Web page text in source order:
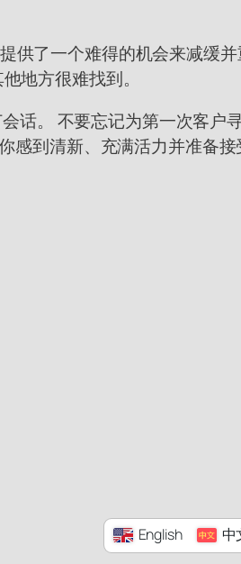
供了一个难得的机会来减缓
地方很难找到。
话。 不要忘记为第一次客
到清新、充满活力并准备接
English 中